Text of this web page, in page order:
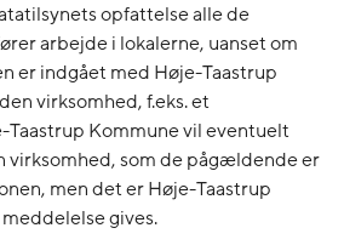
opfattelse alle de
arbejde i lokalerne, uanset om
er indgået med Høje-Taastrup
virksomhed, f.eks. et
Taastrup Kommune vil eventuelt
virksomhed, som de pågældende er
men det er Høje-Taastrup
gives.